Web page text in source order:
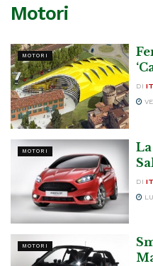
Motori
MOTORI
DI
MOTORI
DI
MOTORI